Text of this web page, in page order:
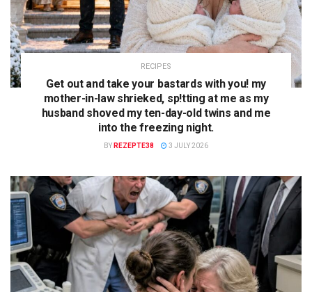
RECIPES
Get out and take your bastards with you! my
mother-in-law shrieked, sp!tting at me as my
husband shoved my ten-day-old twins and me
into the freezing night.
BY REZEPTE38 3 JULY 2026